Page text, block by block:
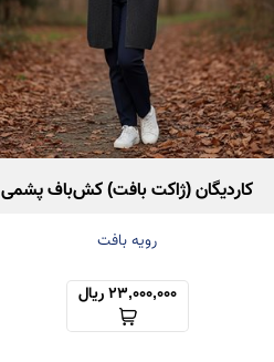
کاردیگان (ژاکت بافت) کش‌باف پشمی
رویه بافت
23,000,000 ریال